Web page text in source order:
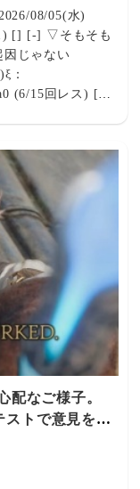
08/05(水)
) [] [-] ▽そもそも
因じゃない
：
(6/15回レス) []
にハードがダメ
らね🥺210： と
水) 13:59:23.98
金のレガシー
ﾟ⊿ﾟ)ξ：
(4/8回レス)
なら結局ソフト
ヒカセンさん@ξﾟ
(1/1回
に問題無いけど
が出たって事にな
ﾟ⊿ﾟ)ξ：
(7/14回レス) []
： とあるヒカセ
化にも限界ある
2026/08/05(水)
[] [-] ▽でも、更
配なご様子。
ストで意見を取